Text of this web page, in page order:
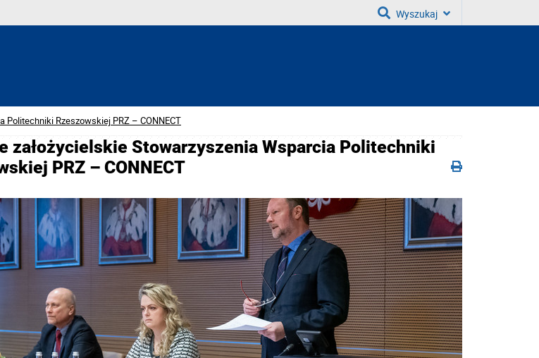
Wyszukaj
Politechniki Rzeszowskiej PRZ – CONNECT
założycielskie Stowarzyszenia Wsparcia Politechniki
PRZ – CONNECT